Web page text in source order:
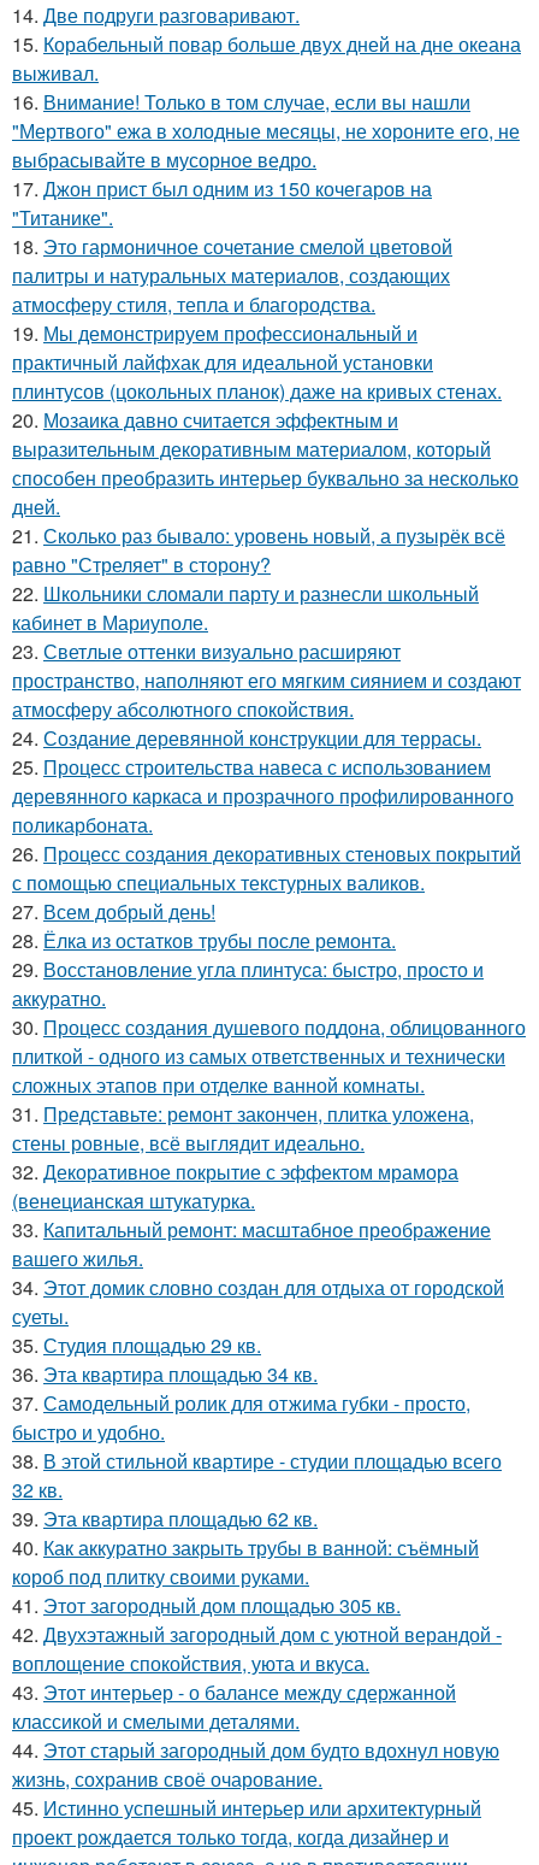
14. Две подруги разговаривают.
15. Корабельный повар больше двух дней на дне океана
выживал.
16. Внимание! Только в том случае, если вы нашли
"Мертвого" ежа в холодные месяцы, не хороните его, не
выбрасывайте в мусорное ведро.
17. Джон прист был одним из 150 кочегаров на
"Титанике".
18. Это гармоничное сочетание смелой цветовой
палитры и натуральных материалов, создающих
атмосферу стиля, тепла и благородства.
19. Мы демонстрируем профессиональный и
практичный лайфхак для идеальной установки
плинтусов (цокольных планок) даже на кривых стенах.
20. Мозаика давно считается эффектным и
выразительным декоративным материалом, который
способен преобразить интерьер буквально за несколько
дней.
21. Сколько раз бывало: уровень новый, а пузырёк всё
равно "Стреляет" в сторону?
22. Школьники сломали парту и разнесли школьный
кабинет в Мариуполе.
23. Светлые оттенки визуально расширяют
пространство, наполняют его мягким сиянием и создают
атмосферу абсолютного спокойствия.
24. Создание деревянной конструкции для террасы.
25. Процесс строительства навеса с использованием
деревянного каркаса и прозрачного профилированного
поликарбоната.
26. Процесс создания декоративных стеновых покрытий
с помощью специальных текстурных валиков.
27. Всем добрый день!
28. Ёлка из остатков трубы после ремонта.
29. Восстановление угла плинтуса: быстро, просто и
аккуратно.
30. Процесс создания душевого поддона, облицованного
плиткой - одного из самых ответственных и технически
сложных этапов при отделке ванной комнаты.
31. Представьте: ремонт закончен, плитка уложена,
стены ровные, всё выглядит идеально.
32. Декоративное покрытие с эффектом мрамора
(венецианская штукатурка.
33. Капитальный ремонт: масштабное преображение
вашего жилья.
34. Этот домик словно создан для отдыха от городской
суеты.
35. Студия площадью 29 кв.
36. Эта квартира площадью 34 кв.
37. Самодельный ролик для отжима губки - просто,
быстро и удобно.
38. В этой стильной квартире - студии площадью всего
32 кв.
39. Эта квартира площадью 62 кв.
40. Как аккуратно закрыть трубы в ванной: съёмный
короб под плитку своими руками.
41. Этот загородный дом площадью 305 кв.
42. Двухэтажный загородный дом с уютной верандой -
воплощение спокойствия, уюта и вкуса.
43. Этот интерьер - о балансе между сдержанной
классикой и смелыми деталями.
44. Этот старый загородный дом будто вдохнул новую
жизнь, сохранив своё очарование.
45. Истинно успешный интерьер или архитектурный
проект рождается только тогда, когда дизайнер и